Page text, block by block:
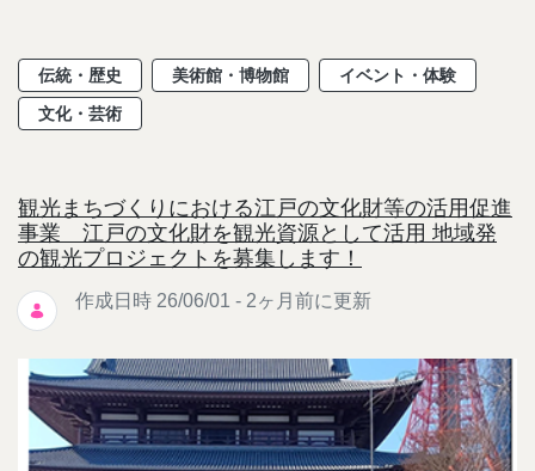
伝統・歴史 美術館・博物館
イベント・体験
文化・芸術
観光まちづくりにおける江戸の文化財等の活用促進
事業 江戸の文化財を観光資源として活用 地域発
の観光プロジェクトを募集します！
作成日時 26/06/01 - 2ヶ月前に更新